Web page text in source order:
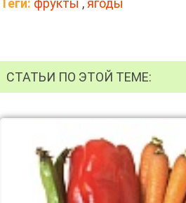
Теги: фрукты , ягоды
СТАТЬИ ПО ЭТОЙ ТЕМЕ: